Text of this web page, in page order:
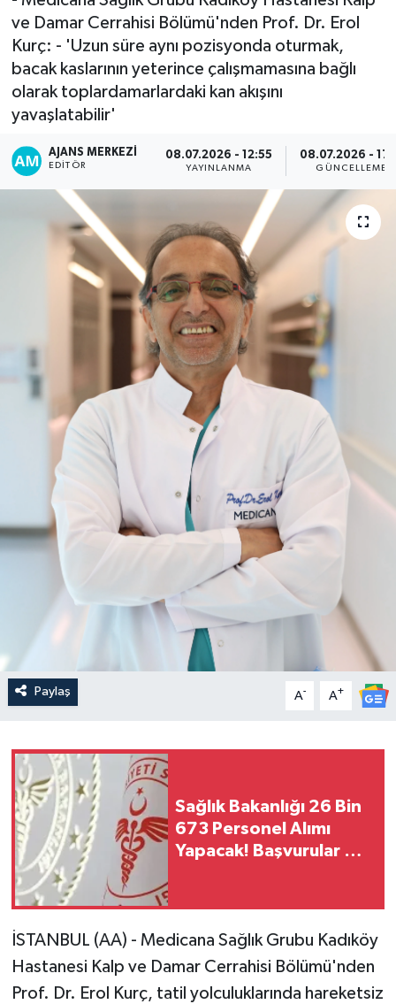
ve Damar Cerrahisi Bölümü'nden Prof. Dr. Erol
Kurç: - 'Uzun süre aynı pozisyonda oturmak,
bacak kaslarının yeterince çalışmamasına bağlı
olarak toplardamarlardaki kan akışını
yavaşlatabilir'
AJANS MERKEZI
EDITÖR
08.07.2026 - 12:55
YAYINLANMA
08.07.2026 -
GÜNCELLEME
Paylaş A- A+
Sağlık Bakanlığı 26 Bin
673 Personel Alımı
Yapacak! Başvurular Ne
İSTANBUL (AA) - Medicana Sağlık Grubu Kadıköy
Hastanesi Kalp ve Damar Cerrahisi Bölümü'nden
Prof. Dr. Erol Kurç, tatil yolculuklarında hareketsiz